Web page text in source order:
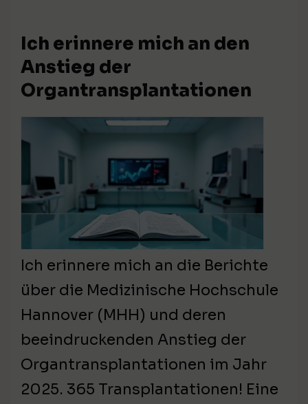
Ich erinnere mich an den
Anstieg der
Organtransplantationen
Ich erinnere mich an die Berichte
über die Medizinische Hochschule
Hannover (MHH) und deren
beeindruckenden Anstieg der
Organtransplantationen im Jahr
2025. 365 Transplantationen! Eine